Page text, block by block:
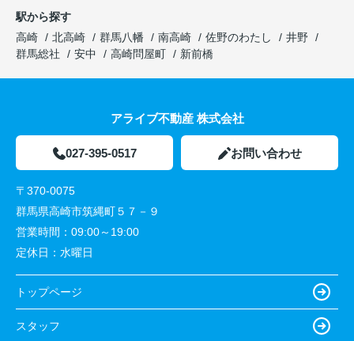
駅から探す
高崎
北高崎 群馬八幡 南高崎 佐野のわたし
井野
群馬総社
安中 高崎問屋町 新前橋
アライブ不動産 株式会社
027-395-0517 お問い合わせ
〒370-0075
群馬県高崎市筑縄町５７－９
営業時間： 09:00～19:00
定休日： 水曜日
トップページ
スタッフ